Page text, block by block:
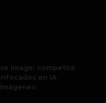
Image: competirá
en IA